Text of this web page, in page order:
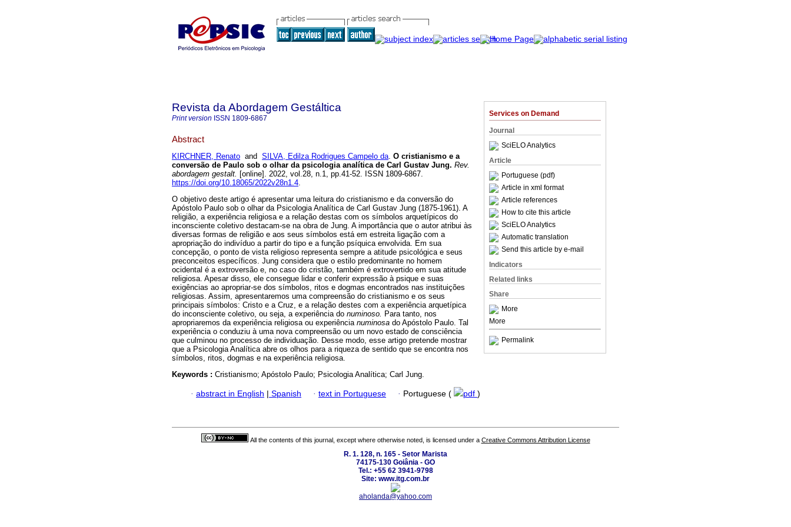
Services on Demand
Journal
SciELO Analytics
Article
Portuguese (pdf)
Article in xml format
Article references
How to cite this article
SciELO Analytics
Automatic translation
Send this article by e-mail
Indicators
Related links
Share
More
More
Permalink
Revista da Abordagem Gestáltica
Print version ISSN 1809-6867
Abstract
KIRCHNER, Renato and SILVA, Edilza Rodrigues Campelo da. O cristianismo e a
conversão de Paulo sob o olhar da psicologia analítica de Carl Gustav Jung. Rev.
abordagem gestalt. [online]. 2022, vol.28, n.1, pp.41-52. ISSN 1809-6867.
https://doi.org/10.18065/2022v28n1.4.
O objetivo deste artigo é apresentar uma leitura do cristianismo e da conversão do
Apóstolo Paulo sob o olhar da Psicologia Analítica de Carl Gustav Jung (1875-1961). A
religião, a experiência religiosa e a relação destas com os símbolos arquetípicos do
inconsciente coletivo destacam-se na obra de Jung. A importância que o autor atribui às
diversas formas de religião e aos seus símbolos está em estreita ligação com a
apropriação do indivíduo a partir do tipo e a função psíquica envolvida. Em sua
concepção, o ponto de vista religioso representa sempre a atitude psicológica e seus
preconceitos específicos. Jung considera que o estilo predominante no homem
ocidental é a extroversão e, no caso do cristão, também é extrovertido em sua atitude
religiosa. Apesar disso, ele consegue lidar e conferir expressão à psique e suas
exigências ao apropriar-se dos símbolos, ritos e dogmas encontrados nas instituições
religiosas. Assim, apresentaremos uma compreensão do cristianismo e os seus
principais símbolos: Cristo e a Cruz, e a relação destes com a experiência arquetípica
do inconsciente coletivo, ou seja, a experiência do numinoso. Para tanto, nos
apropriaremos da experiência religiosa ou experiência numinosa do Apóstolo Paulo. Tal
experiência o conduziu à uma nova compreensão ou um novo estado de consciência
que culminou no processo de individuação. Desse modo, esse artigo pretende mostrar
que a Psicologia Analítica abre os olhos para a riqueza de sentido que se encontra nos
símbolos, ritos, dogmas e na experiência religiosa.
Keywords : Cristianismo; Apóstolo Paulo; Psicologia Analítica; Carl Jung.
· abstract in English | Spanish · text in Portuguese · Portuguese ( pdf )
All the contents of this journal, except where otherwise noted, is licensed under a Creative Commons Attribution License
R. 1. 128, n. 165 - Setor Marista
74175-130 Goiânia - GO
Tel.: +55 62 3941-9798
Site: www.itg.com.br
aholanda@yahoo.com